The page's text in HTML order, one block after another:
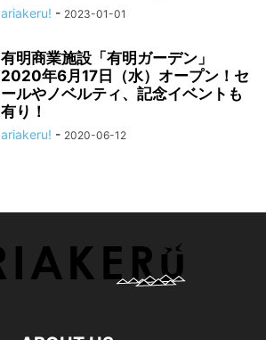
ariakeru! - 2023-01-01
有明商業施設「有明ガーデン」
2020年6月17日（水）オープン！セ
ールやノベルティ、記念イベントも
有り！
ariakeru! - 2020-06-12